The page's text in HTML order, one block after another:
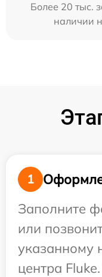
Более 20 тыс.
наличии
1
Заполните
или
указанному
центра